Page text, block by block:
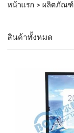
หน้าแรก > ผลิตภัณฑ์
สินค้าทั้งหมด